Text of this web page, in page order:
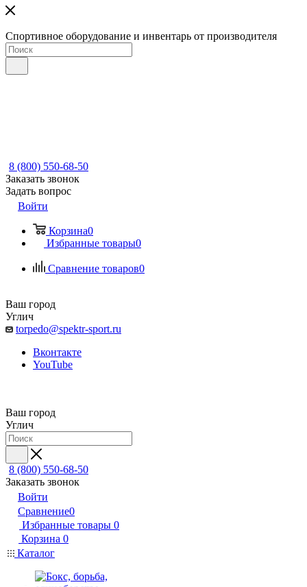
Спортивное оборудование и инвентарь от производителя
8 (800) 550-68-50
Заказать звонок
Задать вопрос
Войти
Корзина0
Избранные товары0
Сравнение товаров0
Ваш город
Углич
torpedo@spektr-sport.ru
Вконтакте
YouTube
Ваш город
Углич
8 (800) 550-68-50
Заказать звонок
Войти
Сравнение0
Избранные товары 0
Корзина 0
Каталог